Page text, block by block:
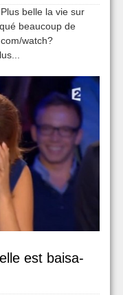
belle la vie sur
beaucoup de
watch?
est baisa­